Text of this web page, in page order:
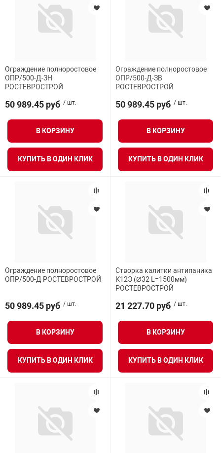
Ограждение полноростовое
ОПР/500-Д-ЗН
РОСТЕВРОСТРОЙ
50 989.45 руб / шт.
В КОРЗИНУ
КУПИТЬ В ОДИН КЛИК
Ограждение полноростовое
ОПР/500-Д-ЗВ
РОСТЕВРОСТРОЙ
50 989.45 руб / шт.
В КОРЗИНУ
КУПИТЬ В ОДИН КЛИК
Ограждение полноростовое
ОПР/500-Д РОСТЕВРОСТРОЙ
50 989.45 руб / шт.
В КОРЗИНУ
КУПИТЬ В ОДИН КЛИК
Створка калитки антипаника
К12Э (Ø32 L=1500мм)
РОСТЕВРОСТРОЙ
21 227.70 руб / шт.
В КОРЗИНУ
КУПИТЬ В ОДИН КЛИК